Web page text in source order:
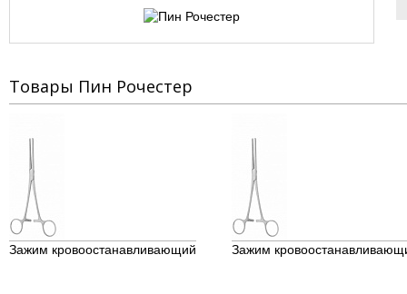
Товары Пин Рочестер
Зажим кровоостанавливающий Зажим